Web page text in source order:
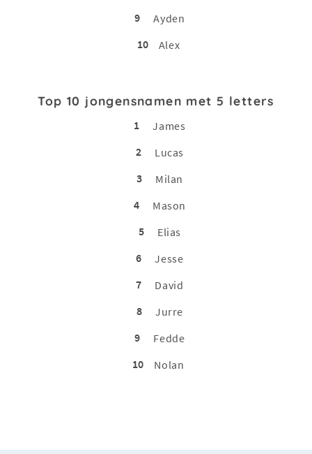
9
Ayden
10
Alex
Top 10 jongensnamen met 5 letters
1
James
2
Lucas
3
Milan
4
Mason
5
Elias
6
Jesse
7
David
8
Jurre
9
Fedde
10
Nolan